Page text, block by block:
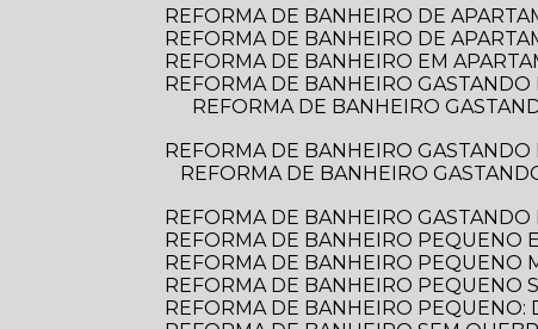
REFORMA DE BANHEIRO DE
REFORMA DE BANHEIRO DE
REFORMA DE BANHEIRO EM
REFORMA DE BANHEIRO
REFORMA DE BANHEIRO GASTANDO POUCO: DICAS PRÁTICAS PARA TRANSFORMAR O ESPAÇO SEM ESTOURAR O
REFORMA DE BANHEIRO
REFORMA DE BANHEIRO GASTANDO POUCO: DICAS PRÁTICAS PARA TRANSFORMAR SEU ESPAÇO SEM ESTOURAR O
REFORMA DE BANHEIRO
REFORMA DE BANHEIRO PEQUENO
REFORMA DE BANHEIRO PEQUENO
REFORMA DE BANHEIRO PEQUENO
REFORMA DE BANHEIRO PEQUENO: